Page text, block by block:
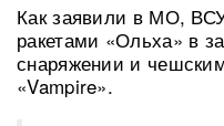
Как заявили в МО,
ракетами «Ольха» в
снаряжении и
«Vampire».